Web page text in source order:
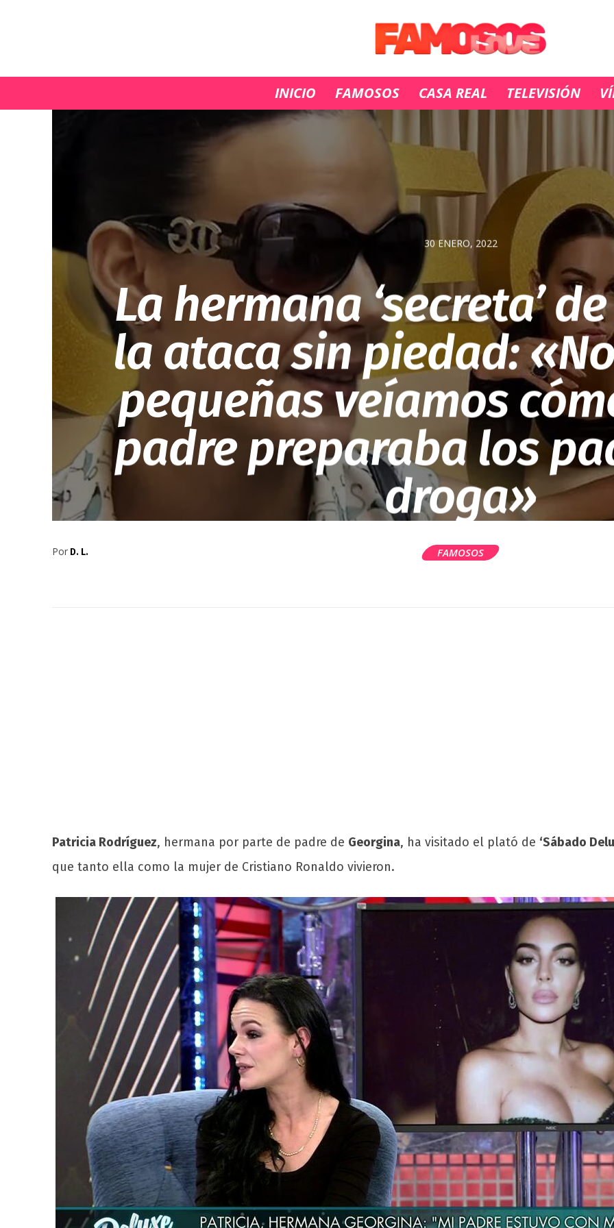
INICIO FAMOSOS CASA REAL TELEVISIÓN
30 ENERO, 2022
La hermana ‘secreta’
la ataca sin piedad:
pequeñas veíamos
padre preparaba los
droga»
Por D. L. FAMOSOS
Patricia Rodríguez, hermana por parte de padre de Georgina, ha visitado el plató de ‘Sábado
que tanto ella como la mujer de Cristiano Ronaldo vivieron.